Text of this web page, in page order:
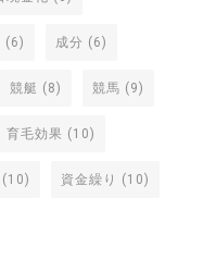
(6) 成分 (6)
競艇 (8) 競馬 (9)
育毛効果 (10)
(10) 資金繰り (10)